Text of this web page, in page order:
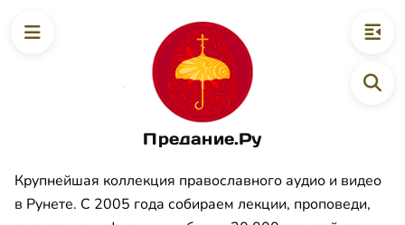
Предание.Ру
Крупнейшая коллекция православного аудио и видео
в Рунете. С 2005 года собираем лекции, проповеди,